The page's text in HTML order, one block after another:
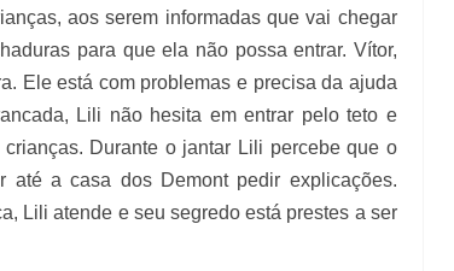
aos serem informadas que vai chegar
para que ela não possa entrar. Vítor,
Ele está com problemas e precisa da ajuda
Lili não hesita em entrar pelo teto e
Durante o jantar Lili percebe que o
a casa dos Demont pedir explicações.
Lili atende e seu segredo está prestes a ser